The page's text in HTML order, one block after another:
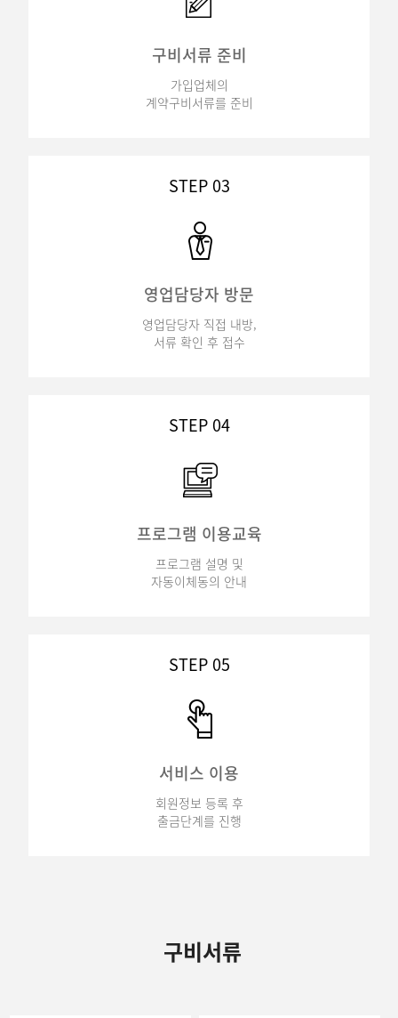
구비서류 준비
가입업체의
계약구비서류를 준비
STEP 03
영업담당자 방문
영업담당자 직접 내방,
서류 확인 후 접수
STEP 04
프로그램 이용교육
프로그램 설명 및
자동이체동의 안내
STEP 05
서비스 이용
회원정보 등록 후
출금단계를 진행
구비서류